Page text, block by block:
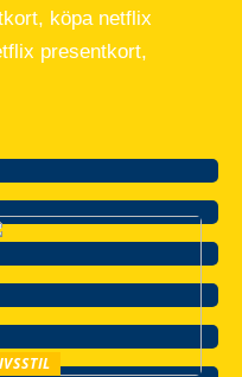
köpa netflix
presentkort,